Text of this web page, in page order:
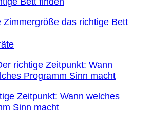
Zimmergröße das richtige Bett
Zeitpunkt: Wann welches
Sinn macht